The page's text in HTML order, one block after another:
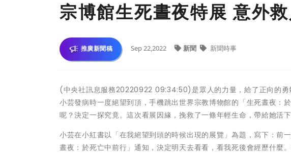
宗博館生死晝夜特展 意外
推廣新聞稿 Sep 22,2022 新聞 新聞時事
(中央社訊息服務20220922 09:34:50)是眾人的力量，給了正向的勇
小芸發病時一度絕望到頂，手機跳出世界宗教博物館的「生死晝夜：
呢？決定一探究竟。這次看展因緣，挽救了一條年輕生命，帶給她活
小芸在小紅書以「在我絕望到頭的時候出現的展覽」為題，寫下：前
晝夜：於死亡中前行」通知，決定明天去看看，看我死後會經歷什麼